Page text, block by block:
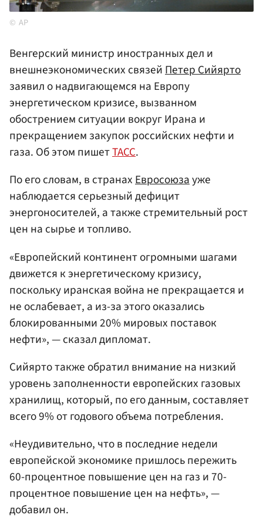
AP
Венгерский министр иностранных дел и
внешнеэкономических связейПетер Сийярто
заявил о надвигающемся на Европу
энергетическом кризисе, вызванном
обострением ситуации вокруг Ирана и
прекращением закупок российских нефти и
газа. Об этом пишетТАСС.
По его словам, в странахЕвросоюзауже
наблюдается серьезный дефицит
энергоносителей, а также стремительный рост
цен на сырье и топливо.
«Европейский континент огромными шагами
движется к энергетическому кризису,
поскольку иранская война не прекращается и
не ослабевает, а из-за этого оказались
блокированными 20% мировых поставок
нефти», — сказал дипломат.
Сийярто также обратил внимание на низкий
уровень заполненности европейских газовых
хранилищ, который, по его данным, составляет
всего 9% от годового объема потребления.
«Неудивительно, что в последние недели
европейской экономике пришлось пережить
60-процентное повышение цен на газ и 70-
процентное повышение цен на нефть», —
добавил он.